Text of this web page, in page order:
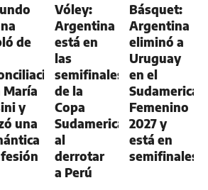
de
María
y
una
Vóley:
Argentina
está en
las
semifinales
de la
Copa
Sudamericana
al
derrotar
a Perú
Básquet:
Argentina
eliminó a
Uruguay
en el
Femenino
2027 y
está en
semifinales